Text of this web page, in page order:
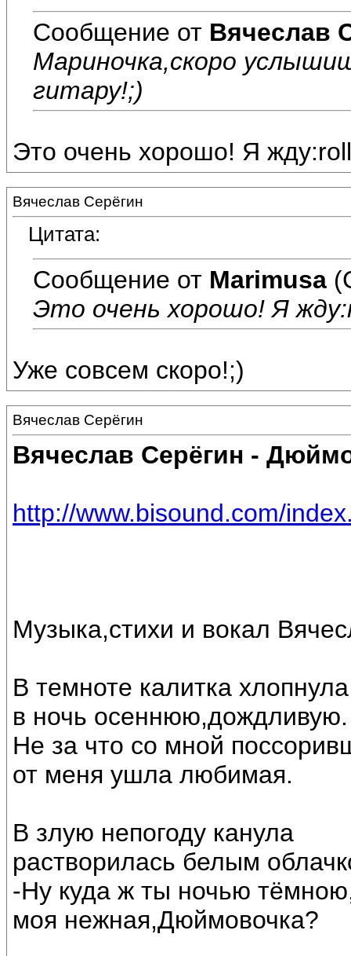
Сообщение от Вячеслав
Мариночка,скоро
гитару!;)
Это очень хорошо! Я
Вячеслав Серёгин
Цитата:
Сообщение от Marimusa
Это очень хорошо! Я
Уже совсем скоро!;)
Вячеслав Серёгин
Вячеслав Серёгин -
http://www.bisound.com/
Музыка,стихи и вокал
В темноте калитка хлопнула
в ночь осеннюю,дождливую.
Не за что со мной
от меня ушла любимая.
В злую непогоду канула
растворилась белым
-Ну куда ж ты ночью
моя нежная,Дюймовочка?